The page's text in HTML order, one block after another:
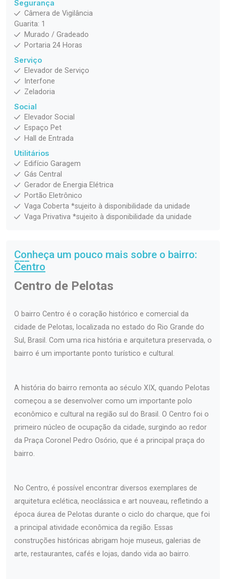
Segurança
Câmera de Vigilância
Guarita: 1
Murado / Gradeado
Portaria 24 Horas
Serviço
Elevador de Serviço
Interfone
Zeladoria
Social
Elevador Social
Espaço Pet
Hall de Entrada
Utilitários
Edifício Garagem
Gás Central
Gerador de Energia Elétrica
Portão Eletrônico
Vaga Coberta *sujeito à disponibilidade da unidade
Vaga Privativa *sujeito à disponibilidade da unidade
Conheça um pouco mais sobre o bairro:
Centro
Centro de Pelotas
O bairro Centro é o coração histórico e comercial da
cidade de Pelotas, localizada no estado do Rio Grande do
Sul, Brasil. Com uma rica história e arquitetura preservada, o
bairro é um importante ponto turístico e cultural.
A história do bairro remonta ao século XIX, quando Pelotas
começou a se desenvolver como um importante polo
econômico e cultural na região sul do Brasil. O Centro foi o
primeiro núcleo de ocupação da cidade, surgindo ao redor
da Praça Coronel Pedro Osório, que é a principal praça do
bairro.
No Centro, é possível encontrar diversos exemplares de
arquitetura eclética, neoclássica e art nouveau, refletindo a
época áurea de Pelotas durante o ciclo do charque, que foi
a principal atividade econômica da região. Essas
construções históricas abrigam hoje museus, galerias de
arte, restaurantes, cafés e lojas, dando vida ao bairro.